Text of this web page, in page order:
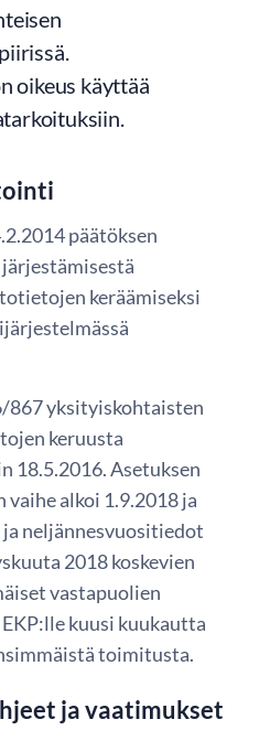
oikeus käyttää
päätöksen
keräämiseksi
867 yksityiskohtaisten
keruusta
18.5.2016. Asetuksen
alkoi 1.9.2018 ja
neljännesvuositiedot
2018 koskevien
vastapuolien
kuusi kuukautta
toimitusta.
ja vaatimukset